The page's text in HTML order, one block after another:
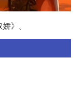
》。